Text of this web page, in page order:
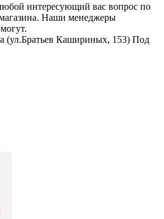
интересующий вас вопрос по
Наши менеджеры
(ул.Братьев Кашириных, 153) Под